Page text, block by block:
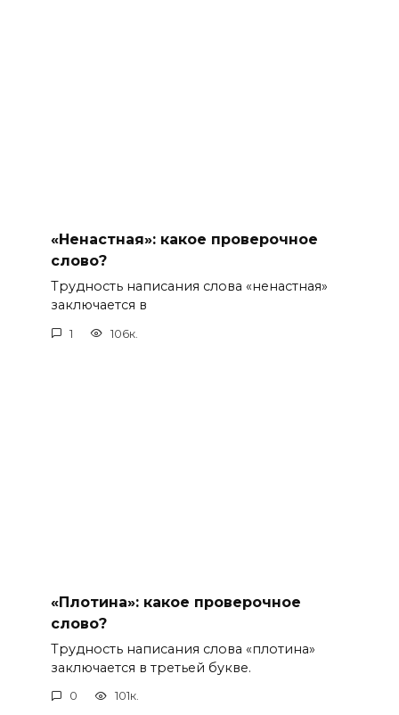
«Ненастная»: какое проверочное
слово?
Трудность написания слова «ненастная»
заключается в
1 106к.
«Плотина»: какое проверочное
слово?
Трудность написания слова «плотина»
заключается в третьей букве.
0 101к.